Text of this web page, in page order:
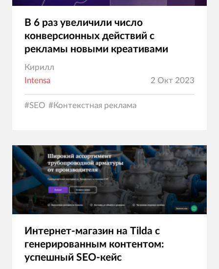
В 6 раз увеличили число
конверсионных действий с
рекламы новыми креативами
Кирилл
Intensa
2 Окт 2023
#SEO #Контекстная реклама
Интернет-магазин на Tilda с
генерированным контентом:
успешный SEO-кейс